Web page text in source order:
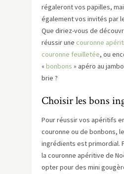
régaleront vos papilles,
également vos invités par
Que diriez-vous de
réussir une couronne
couronne feuilletée, ou
«bonbons » apéro au
brie ?
Choisir les bons
Pour réussir vos apéritifs
couronne ou de bonbons,
ingrédients est primordial.
la couronne apéritive de
opter pour des mini